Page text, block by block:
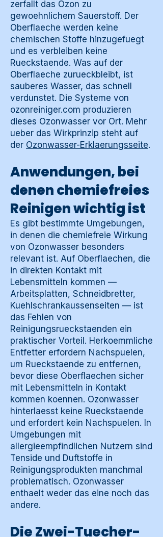
zerfallt das Ozon zu
gewoehnlichem Sauerstoff. Der
Oberflaeche werden keine
chemischen Stoffe hinzugefuegt
und es verbleiben keine
Rueckstaende. Was auf der
Oberflaeche zurueckbleibt, ist
sauberes Wasser, das schnell
verdunstet. Die Systeme von
ozonreiniger.com produzieren
dieses Ozonwasser vor Ort. Mehr
ueber das Wirkprinzip steht auf
der Ozonwasser-Erklaerungsseite.
Anwendungen, bei
denen chemiefreies
Reinigen wichtig ist
Es gibt bestimmte Umgebungen,
in denen die chemiefreie Wirkung
von Ozonwasser besonders
relevant ist. Auf Oberflaechen, die
in direkten Kontakt mit
Lebensmitteln kommen —
Arbeitsplatten, Schneidbretter,
Kuehlschrankaussenseiten — ist
das Fehlen von
Reinigungsrueckstaenden ein
praktischer Vorteil. Herkoemmliche
Entfetter erfordern Nachspuelen,
um Rueckstaende zu entfernen,
bevor diese Oberflaechen sicher
mit Lebensmitteln in Kontakt
kommen koennen. Ozonwasser
hinterlaesst keine Rueckstaende
und erfordert kein Nachspuelen. In
Umgebungen mit
allergieempfindlichen Nutzern sind
Tenside und Duftstoffe in
Reinigungsprodukten manchmal
problematisch. Ozonwasser
enthaelt weder das eine noch das
andere.
Die Zwei-Tuecher-